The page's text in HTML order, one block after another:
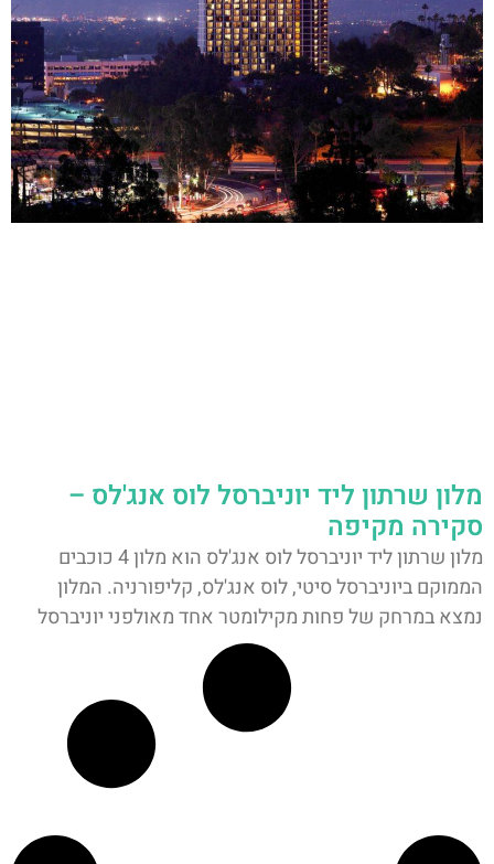
מלון שרתון ליד יוניברסל לוס אנג'לס –
סקירה מקיפה
מלון שרתון ליד יוניברסל לוס אנג'לס הוא מלון 4 כוכבים
הממוקם ביוניברסל סיטי, לוס אנג'לס, קליפורניה. המלון
נמצא במרחק של פחות מקילומטר אחד מאולפני יוניברסל